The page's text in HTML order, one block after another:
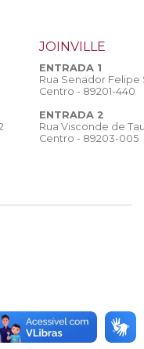
JOINVILLE
ENTRADA 1
Rua Senador
Centro - 89201-440
ENTRADA 2
Rua Visconde de
Centro - 89203-005